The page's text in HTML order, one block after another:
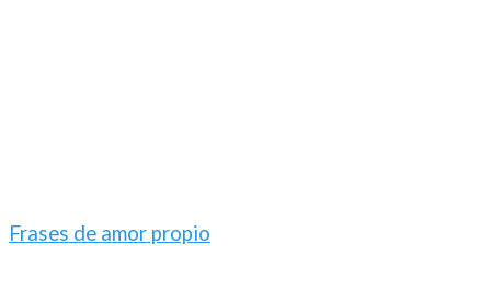
Frases de amor propio